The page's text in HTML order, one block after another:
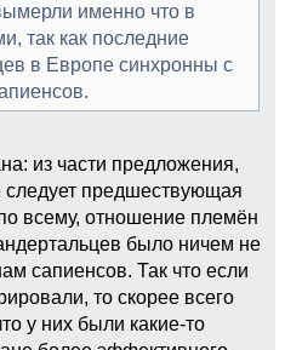
именно что в
так как последние
в Европе синхронны с
из части предложения,
следует предшествующая
всему, отношение племён
было ничем не
сапиенсов. Так что если
то скорее всего
у них были какие-то